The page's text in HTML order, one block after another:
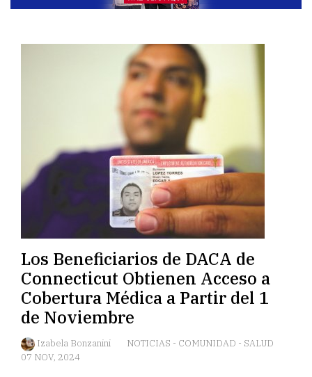
Los Beneficiarios de DACA de
Connecticut Obtienen Acceso a
Cobertura Médica a Partir del 1
de Noviembre
Izabela Bonzanini NOTICIAS - COMUNIDAD - SALUD
07 NOV, 2024